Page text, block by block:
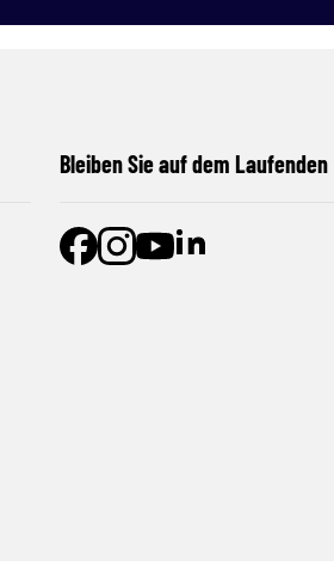
Bleiben Sie auf dem Laufenden